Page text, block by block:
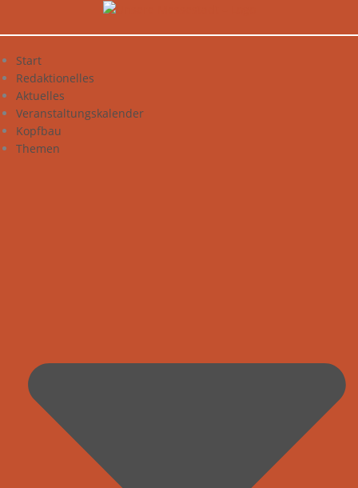
Start
Redaktionelles
Aktuelles
Veranstaltungskalender
Kopfbau
Themen